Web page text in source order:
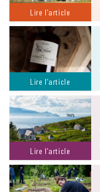
Lire l’article
Lire l’article
Lire l’article